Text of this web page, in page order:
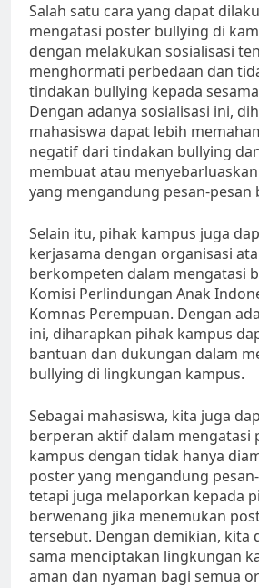
Salah satu cara yang dapat
mengatasi poster bullying di
dengan melakukan sosialisasi
menghormati perbedaan dan
tindakan bullying kepada
Dengan adanya sosialisasi ini,
mahasiswa dapat lebih
negatif dari tindakan bullying
membuat atau
yang mengandung pesan-pesan
Selain itu, pihak kampus juga
kerjasama dengan organisasi
berkompeten dalam mengatasi
Komisi Perlindungan Anak
Komnas Perempuan. Dengan
ini, diharapkan pihak kampus
bantuan dan dukungan dalam
bullying di lingkungan kampus.
Sebagai mahasiswa, kita juga
berperan aktif dalam mengatasi
kampus dengan tidak hanya
poster yang mengandung
tetapi juga melaporkan kepada
berwenang jika menemukan
tersebut. Dengan demikian, kita
sama menciptakan lingkungan
aman dan nyaman bagi semua